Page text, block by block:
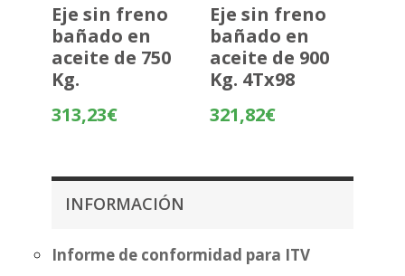
Eje sin freno
bañado en
aceite de 750
Kg.
313,23€
Eje sin freno
bañado en
aceite de 900
Kg. 4Tx98
321,82€
INFORMACIÓN
Informe de conformidad para ITV